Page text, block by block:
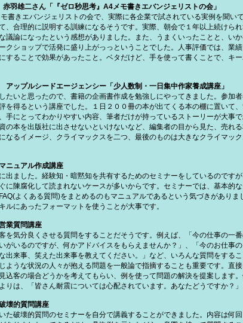
羽雄二さん「『ゼロ秒思考』A4メモ書きエバンジェリストの会」
モ書きエバンジェリストの会で、実際に各企業で試されている実例を聞
、合理的に説明する訓練になるそうです。実際、朝会で１年以上続けら
議論になったという感想がありました。また、うまくいったことと、い
クショップで活発に盛り上がっっということでした。人事評価では、業
することで効果があったこと。ベタだけど、手を使って書くことで、キ
ップルシードエージェンシー「少人数制・一日集中作家養成講座」
たいと思ったので、書籍の企画書作成を勉強しにやってきました。参加
を得るという講座でした。１日２００冊の本が出てくる本の棚に置いて
手にとってわかりやすい内容、筆者だけが持っているストーリーが大事
の本を出版社に出させないといけないなど、編集者の目から見た、売れ
なるイメージ、クライマックスを二つ、最後のものは大きなクライマッ
ニュアル作成講座
出ました。経験知・暗黙知を共有するためのセミナーをしているのです
に陳腐化して読まれないケースが多いからです。セミナーでは、基本的
よくある質問)をまとめるのもマニュアルであるという気づきがあり
ルにあったフォーマットを使うことが大事です。
業質問講座
を気分良くさせる質問をすることだそうです。例えば、「今の仕事の一
がいるのですが、何かアドバイスをもらえませんか？」、「今のお仕事
出来事、笑えた出来事を教えてください。」など、いろんな質問をする
ような状況の人々が抱える問題を一般論で指摘することも重要です。直
込客の場合どうかを考えてもらい、例を使って問題の解決を提案します
りは、「皆さん耐震については心配されています。あなたどうですか？
壊的質問講座
た破壊的質問のセミナーを自分で講義することができました。内容は何